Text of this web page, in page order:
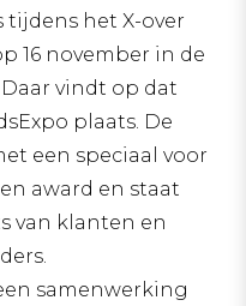
tijdens het X-over
16 november in de
vindt op dat
plaats. De
een speciaal voor
award en staat
van klanten en
samenwerking